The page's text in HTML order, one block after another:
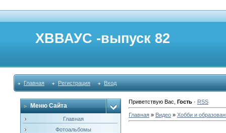
ХВВАУС -выпуск 82
Главная Регистрация Вход
Меню Сайта
Главная
Фотоальбомы
Приветствую Вас Гость· RSS
Главная» Видео» Хобби и